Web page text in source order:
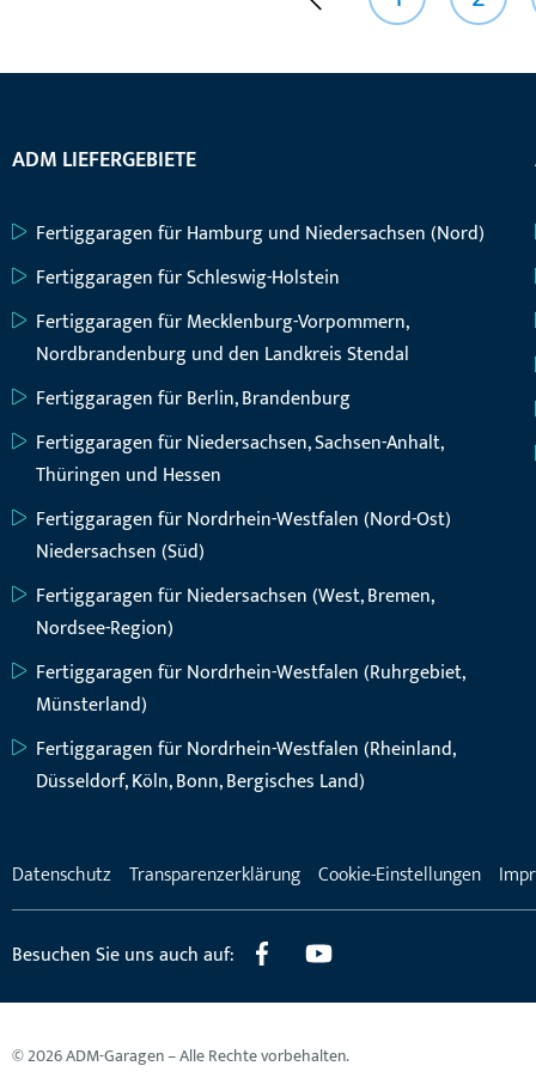
ADM LIEFERGEBIETE
Fertiggaragen für Hamburg und Niedersachsen (Nord)
Fertiggaragen für Schleswig-Holstein
Fertiggaragen für Mecklenburg-Vorpommern,
Nordbrandenburg und den Landkreis Stendal
Fertiggaragen für Berlin, Brandenburg
Fertiggaragen für Niedersachsen, Sachsen-Anhalt,
Thüringen und Hessen
Fertiggaragen für Nordrhein-Westfalen (Nord-Ost)
Niedersachsen (Süd)
Fertiggaragen für Niedersachsen (West, Bremen,
Nordsee-Region)
Fertiggaragen für Nordrhein-Westfalen (Ruhrgebiet,
Münsterland)
Fertiggaragen für Nordrhein-Westfalen (Rheinland,
Düsseldorf, Köln, Bonn, Bergisches Land)
Datenschutz Transparenzerklärung Cookie-Einstellungen
Besuchen Sie uns auch auf:
© 2026 ADM-Garagen – Alle Rechte vorbehalten.